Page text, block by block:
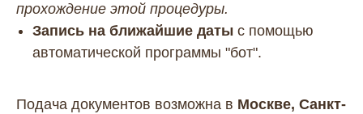
прохождение этой процедуры.
Запись на ближайшие даты с помощью
автоматической программы "бот".
Подача документов возможна в Москве, Санкт-